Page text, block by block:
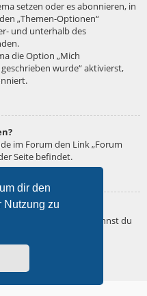
dir den
Nutzung zu
setzen oder es abonnieren, in
„Themen-Optionen“
und unterhalb des
die Option „Mich
wurde“ aktivierst,
im Forum den Link „Forum
Seite befindet.
möchtest, so kannst du